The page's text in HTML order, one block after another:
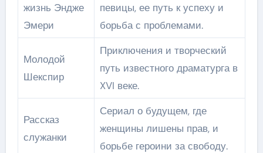
жизнь Эндже
Эмери
певицы, ее путь к успеху и
борьба с проблемами.
Молодой
Шекспир
Приключения и творческий
путь известного драматурга в
XVI веке.
Рассказ
служанки
Сериал о будущем, где
женщины лишены прав, и
борьбе героини за свободу.